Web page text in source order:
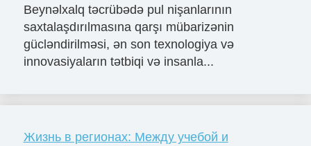
Beynəlxalq təcrübədə pul nişanlarının
saxtalaşdırılmasına qarşı mübarizənin
gücləndirilməsi, ən son texnologiya və
innovasiyaların tətbiqi və insanla...
Жизнь в регионах: Между учебой и